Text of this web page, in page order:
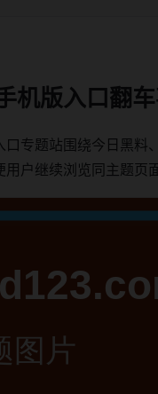
机版入口翻
口专题站围绕今日黑料
户继续浏览同主题页面